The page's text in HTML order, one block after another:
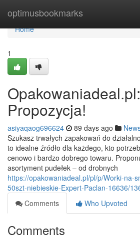
optimusbookmarks
Home
Home
1
Propozycja!
asiyaqaog696624 89 days ago
Szukasz trwałych zapakowań do
to idealne źródło dla każdego, kto
cenowo i bardzo dobrego towaru.
asortyment pudełek – od drobnych
https://opakowaniadeal.pl/pl/p/Worki-na-
50szt-niebieskie-Expert-Paclan-16636/
Comments
Who Upvoted
Comments